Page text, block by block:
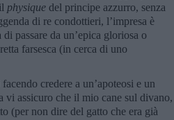
physique del principe azzurro, senza
di re condottieri, l’impresa è
di passare da un’epica gloriosa o
farsesca (in cerca di uno
credere a un’apoteosi e un
assicuro che il mio cane sul divano,
(per non dire del gatto che era già